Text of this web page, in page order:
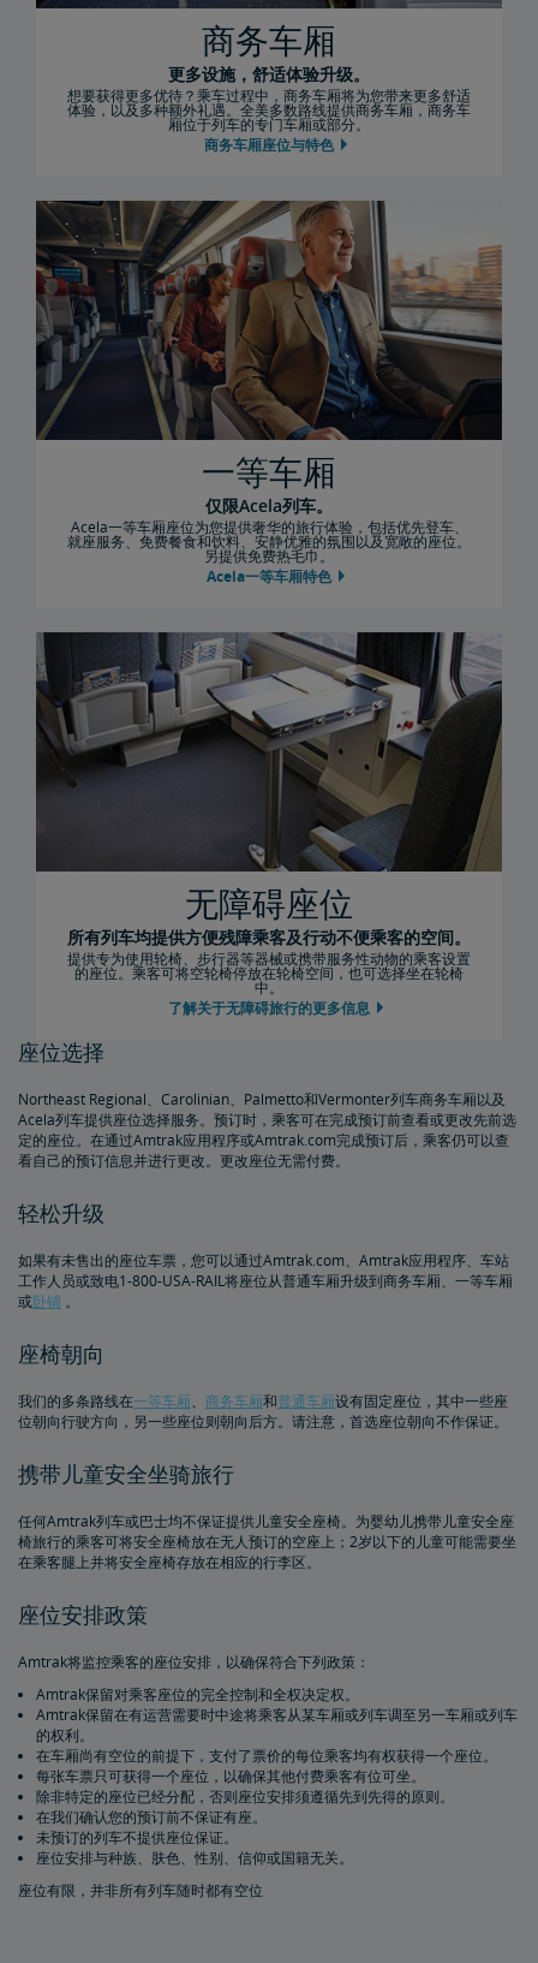
商务车厢
更多设施，舒适体验升级。
想要获得更多优待？乘车过程中，商务车厢将为您带来更多舒适
体验，以及多种额外礼遇。全美多数路线提供商务车厢，商务车
厢位于列车的专门车厢或部分。
商务车厢座位与特色
一等车厢
仅限Acela列车。
Acela一等车厢座位为您提供奢华的旅行体验，包括优先登车、
就座服务、免费餐食和饮料、安静优雅的氛围以及宽敞的座位。
另提供免费热毛巾。
Acela一等车厢特色
无障碍座位
所有列车均提供方便残障乘客及行动不便乘客的空间。
提供专为使用轮椅、步行器等器械或携带服务性动物的乘客设置
的座位。乘客可将空轮椅停放在轮椅空间，也可选择坐在轮椅
中。
了解关于无障碍旅行的更多信息
座位选择
Northeast Regional、Carolinian、Palmetto和Vermonter列车商务车厢以及
Acela列车提供座位选择服务。预订时，乘客可在完成预订前查看或更改先前选
定的座位。在通过Amtrak应用程序或Amtrak.com完成预订后，乘客仍可以查
看自己的预订信息并进行更改。更改座位无需付费。
轻松升级
如果有未售出的座位车票，您可以通过Amtrak.com、Amtrak应用程序、车站
工作人员或致电1-800-USA-RAIL将座位从普通车厢升级到商务车厢、一等车厢
或卧铺 。
座椅朝向
我们的多条路线在一等车厢、 商务车厢和普通车厢设有固定座位，其中一些座
位朝向行驶方向，另一些座位则朝向后方。请注意，首选座位朝向不作保证。
携带儿童安全坐骑旅行
任何Amtrak列车或巴士均不保证提供儿童安全座椅。为婴幼儿携带儿童安全座
椅旅行的乘客可将安全座椅放在无人预订的空座上；2岁以下的儿童可能需要坐
在乘客腿上并将安全座椅存放在相应的行李区。
座位安排政策
Amtrak将监控乘客的座位安排，以确保符合下列政策：
Amtrak保留对乘客座位的完全控制和全权决定权。
Amtrak保留在有运营需要时中途将乘客从某车厢或列车调至另一车厢或列车
的权利。
在车厢尚有空位的前提下，支付了票价的每位乘客均有权获得一个座位。
每张车票只可获得一个座位，以确保其他付费乘客有位可坐。
除非特定的座位已经分配，否则座位安排须遵循先到先得的原则。
在我们确认您的预订前不保证有座。
未预订的列车不提供座位保证。
座位安排与种族、肤色、性别、信仰或国籍无关。
座位有限，并非所有列车随时都有空位